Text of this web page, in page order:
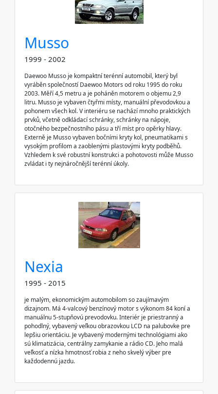
Musso
1999 - 2002
Daewoo Musso je kompaktní terénní automobil, který byl
vyráběn společností Daewoo Motors od roku 1995 do roku
2003. Měří 4,5 metru a je poháněn motorem o objemu 2,9
litru. Musso je vybaven čtyřmi místy, manuální převodovkou a
pohonem všech kol. V interiéru se nachází mnoho praktických
prvků, včetně odkládací schránky, schránky na nápoje,
otočného bezpečnostního pásu a tří míst pro opěrky hlavy.
Externě je Musso vybaven bočními kryty kol, pneumatikami s
vysokým profilom a zaoblenými plastovými kryty podběhů.
Vzhledem k své robustní konstrukci a pohotovosti může Musso
zvládat i ty nejnáročnější terénní úkoly.
Nexia
1995 - 2015
je malým, ekonomickým automobilom so zaujímavým
dizajnom. Má 4-valcový benzínový motor s výkonom 84 koní a
manuálnu 5-stupňovú prevodovku. Interiér je priestranný a
pohodlný, vybavený veľkou obrazovkou LCD na palubovke pre
lepšiu orientáciu. Je vybavený modernými technológiami ako
sú klimatizácia, centrálny zamykanie a rádio CD. Jeho malá
veľkosť a nízka hmotnosť robia z neho skvelý výber pre
každodennú jazdu.